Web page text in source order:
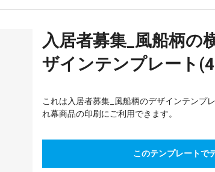
入居者募集_風船柄の
ザインテンプレート
これは入居者募集_風船柄のデザインテンプ
れ幕商品の印刷にご利用できます。
このテンプレートで